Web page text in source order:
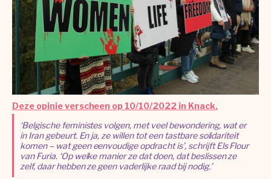
Deze opinie verscheen op 10/10/2022 in Knack.
‘Belgische feministes volgen, met veel bewondering, wat er
in Iran gebeurt. En ja, ze willen tot een tastbare solidariteit
komen – wat geen eenvoudige opdracht is’, schrijft Els Flour
van Furia. ‘Op welke manier ze dat doen, dat beslissen ze
zelf, daar hebben ze geen vaderlijke raad bij nodig.’